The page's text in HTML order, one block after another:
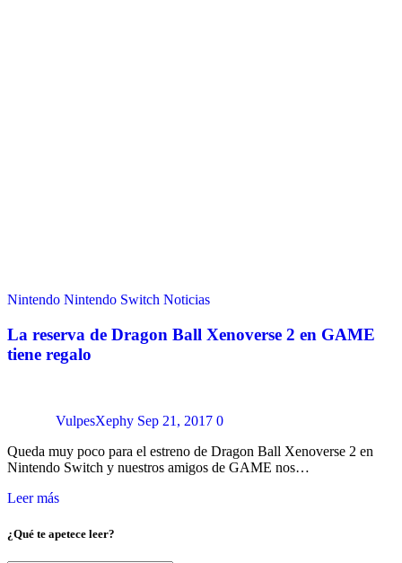
Nintendo Nintendo Switch Noticias
La reserva de Dragon Ball Xenoverse 2 en GAME
tiene regalo
VulpesXephy Sep 21, 2017 0
Queda muy poco para el estreno de Dragon Ball Xenoverse 2 en
Nintendo Switch y nuestros amigos de GAME nos…
Leer más
¿Qué te apetece leer?